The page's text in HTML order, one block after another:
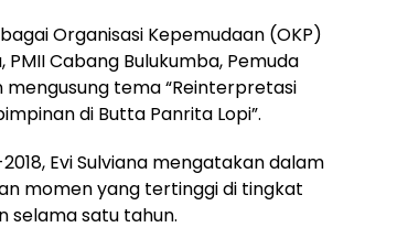
Organisasi Kepemudaan (OKP)
Cabang Bulukumba, Pemuda
mengusung tema “Reinterpretasi
di Butta Panrita Lopi”.
Evi Sulviana mengatakan dalam
momen yang tertinggi di tingkat
selama satu tahun.